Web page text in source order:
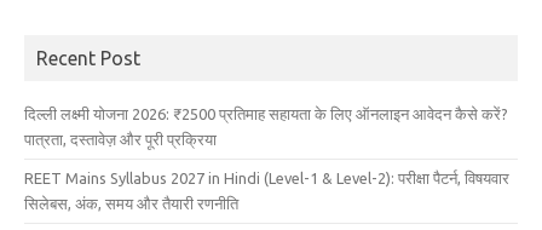
Recent Post
दिल्ली लक्ष्मी योजना 2026: ₹2500 प्रतिमाह सहायता के लिए ऑनलाइन आवेदन कैसे करें?
पात्रता, दस्तावेज़ और पूरी प्रक्रिया
REET Mains Syllabus 2027 in Hindi (Level-1 & Level-2): परीक्षा पैटर्न, विषयवार
सिलेबस, अंक, समय और तैयारी रणनीति